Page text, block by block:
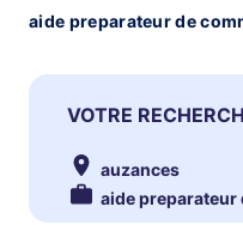
aide preparateur de
VOTRE
auzances
aide preparateur